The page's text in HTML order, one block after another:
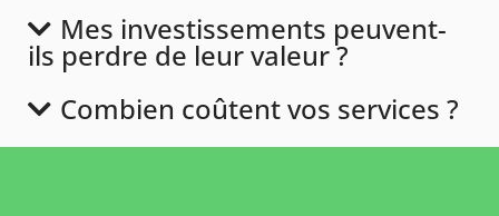
Mes investissements peuvent-
ils perdre de leur valeur ?
Combien coûtent vos services ?